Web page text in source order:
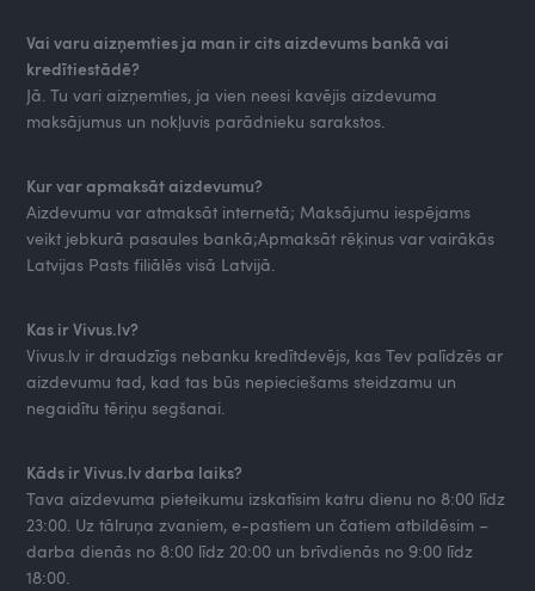
Vai varu aizņemties ja man ir cits aizdevums bankā vai
kredītiestādē?
Jā. Tu vari aizņemties, ja vien neesi kavējis aizdevuma
maksājumus un nokļuvis parādnieku sarakstos.
Kur var apmaksāt aizdevumu?
Aizdevumu var atmaksāt internetā; Maksājumu iespējams
veikt jebkurā pasaules bankā;Apmaksāt rēķinus var vairākās
Latvijas Pasts filiālēs visā Latvijā.
Kas ir Vivus.lv?
Vivus.lv ir draudzīgs nebanku kredītdevējs, kas Tev palīdzēs ar
aizdevumu tad, kad tas būs nepieciešams steidzamu un
negaidītu tēriņu segšanai.
Kāds ir Vivus.lv darba laiks?
Tava aizdevuma pieteikumu izskatīsim katru dienu no 8:00 līdz
23:00. Uz tālruņa zvaniem, e-pastiem un čatiem atbildēsim –
darba dienās no 8:00 līdz 20:00 un brīvdienās no 9:00 līdz
18:00.